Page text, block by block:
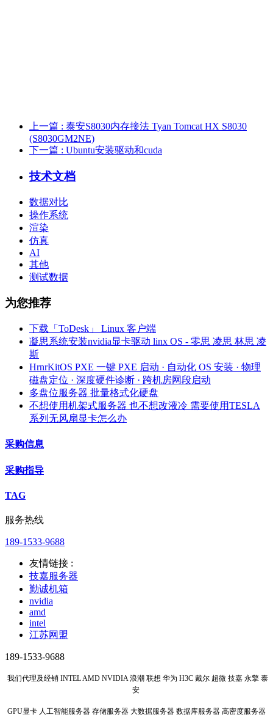
上一篇 : 泰安S8030内存接法 Tyan Tomcat HX S8030
(S8030GM2NE)
下一篇 : Ubuntu安装驱动和cuda
技术文档
数据对比
操作系统
渲染
仿真
AI
其他
测试数据
为您推荐
下载「ToDesk」 Linux 客户端
凝思系统安装nvidia显卡驱动 linx OS - 零思 凌思 林思 凌
斯
HrnrKitOS PXE 一键 PXE 启动 · 自动化 OS 安装 · 物理
磁盘定位 · 深度硬件诊断 · 跨机房网段启动
多盘位服务器 批量格式化硬盘
不想使用机架式服务器 也不想改液冷 需要使用TESLA
系列无风扇显卡怎么办
采购信息
采购指导
TAG
服务热线
189-1533-9688
友情链接 :
技嘉服务器
勤诚机箱
nvidia
amd
intel
江苏网盟
189-1533-9688
我们代理及经销 INTEL AMD NVIDIA 浪潮 联想 华为 H3C 戴尔 超微 技嘉 永擎 泰
安
GPU显卡 人工智能服务器 存储服务器 大数据服务器 数据库服务器 高密度服务器